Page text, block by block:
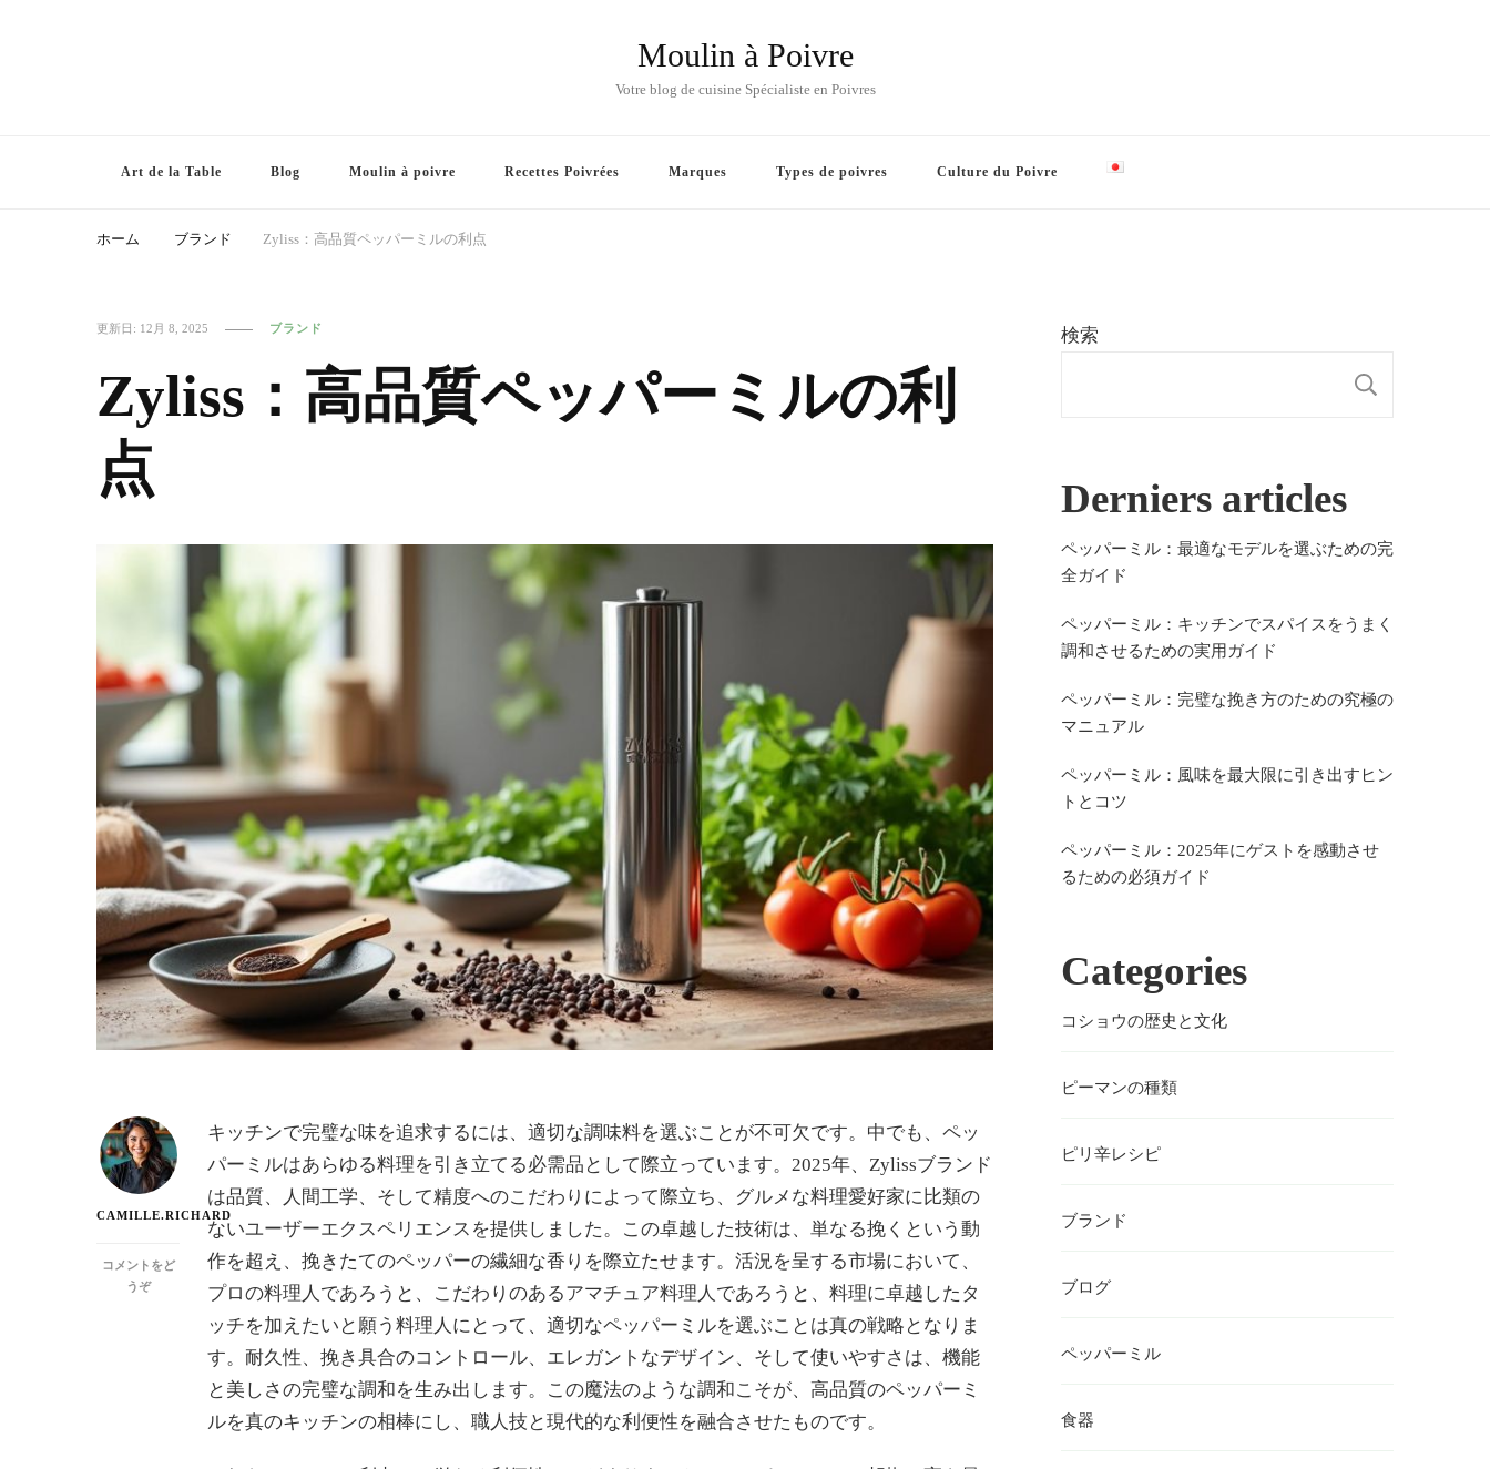
Moulin à Poivre
Votre blog de cuisine Spécialiste en Poivres
Art de la Table Blog Moulin à poivre Recettes Poivrées Marques Types de poivres Culture du Poivre
ホーム ブランド Zyliss：高品質ペッパーミルの利点
更新日: 12月 8, 2025 ブランド
Zyliss：高品質ペッパーミルの利
点
CAMILLE.RICHARD
コメントをど
うぞ(ZYLISS：
キッチンで完璧な味を追求するには、適切な調味料を選ぶことが不可欠です。中でも、ペッ
パーミルはあらゆる料理を引き立てる必需品として際立っています。2025年、Zylissブランド
は品質、人間工学、そして精度へのこだわりによって際立ち、グルメな料理愛好家に比類の
ないユーザーエクスペリエンスを提供しました。この卓越した技術は、単なる挽くという動
作を超え、挽きたてのペッパーの繊細な香りを際立たせます。活況を呈する市場において、
プロの料理人であろうと、こだわりのあるアマチュア料理人であろうと、料理に卓越したタ
ッチを加えたいと願う料理人にとって、適切なペッパーミルを選ぶことは真の戦略となりま
す。耐久性、挽き具合のコントロール、エレガントなデザイン、そして使いやすさは、機能
と美しさの完璧な調和を生み出します。この魔法のような調和こそが、高品質のペッパーミ
ルを真のキッチンの相棒にし、職人技と現代的な利便性を融合させたものです。
検索
Derniers articles
ペッパーミル：最適なモデルを選ぶための完
全ガイド
ペッパーミル：キッチンでスパイスをうまく
調和させるための実用ガイド
ペッパーミル：完璧な挽き方のための究極の
マニュアル
ペッパーミル：風味を最大限に引き出すヒン
トとコツ
ペッパーミル：2025年にゲストを感動させ
るための必須ガイド
Categories
コショウの歴史と文化
ピーマンの種類
ピリ辛レシピ
ブランド
ブログ
ペッパーミル
食器